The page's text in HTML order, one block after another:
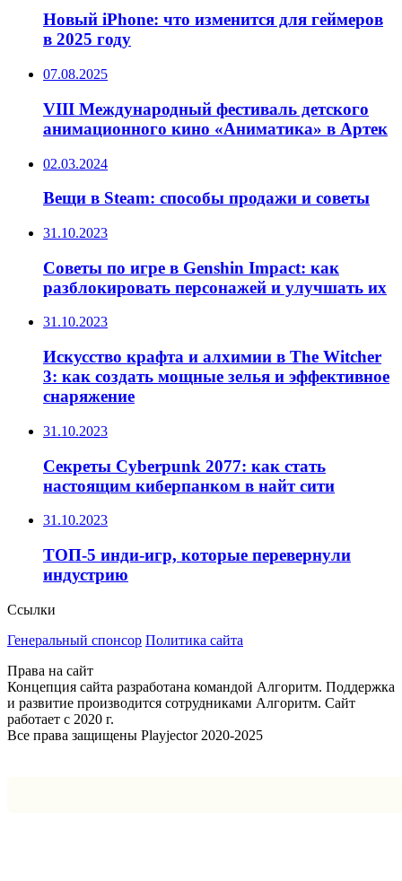
Новый iPhone: что изменится для геймеров
в 2025 году
07.08.2025
VIII Международный фестиваль детского
анимационного кино «Аниматика» в Артек
02.03.2024
Вещи в Steam: способы продажи и советы
31.10.2023
Советы по игре в Genshin Impact: как
разблокировать персонажей и улучшать их
31.10.2023
Искусство крафта и алхимии в The Witcher
3: как создать мощные зелья и эффективное
снаряжение
31.10.2023
Секреты Cyberpunk 2077: как стать
настоящим киберпанком в найт сити
31.10.2023
ТОП-5 инди-игр, которые перевернули
индустрию
Ссылки
Генеральный спонсор Политика сайта
Права на сайт
Концепция сайта разработана командой Алгоритм. Поддержка
и развитие производится сотрудниками Алгоритм. Сайт
работает с 2020 г.
Все права защищены Playjector 2020-2025